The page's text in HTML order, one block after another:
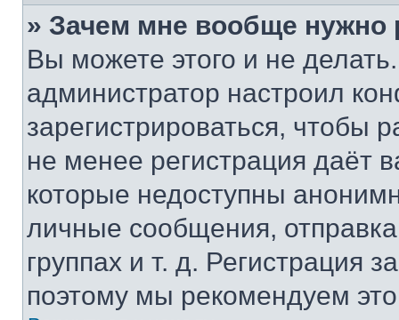
» Зачем мне вообще нужно
Вы можете этого и не
администратор настроил
зарегистрироваться, чтобы
не менее регистрация даёт
которые недоступны
личные сообщения,
группах и т. д. Регистрация
поэтому мы рекомендуем